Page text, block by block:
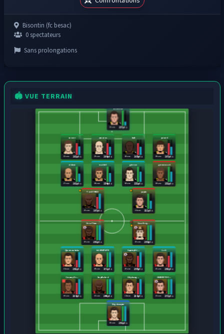
Bisontin (fc besac)
0 spectateurs
Sans prolongations
🏟️ VUE TERRAIN
157 pts
32 ans
mozer
161 pts
32 ans
amoros
166 pts
29 ans
boli
165 pts
30 ans
pavard
167 pts
30 ans
zidane
161 pts
27 ans
waddel
154 pts
30 ans
giresse
151 pts
30 ans
greenwood
151 pts
30 ans
Ford C-MAX
197 pts
25 ans
papin
132 pts
26 ans
Big clampin
251 pts
25 ans
Creamy De...
238 pts
29 ans
Sup Naked
240 pts
23 ans
Slip kang...
239 pts
24 ans
HUBERTO C...
273 pts
23 ans
Quoicoubaka
252 pts
26 ans
LA SOUPAPE
171 pts
20 ans
SquirtyBé...
255 pts
29 ans
Le G
253 pts
25 ans
Gros Flam...
251 pts
25 ans
Gros Beig...
259 pts
25 ans